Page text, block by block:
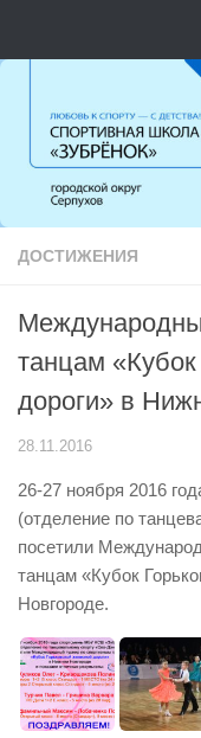
ДОСТИЖЕНИЯ
танцам
дороги» в
28.11.2016
26-27 ноября 2016
(отделение по
посетили
танцам «Кубок
Новгороде.